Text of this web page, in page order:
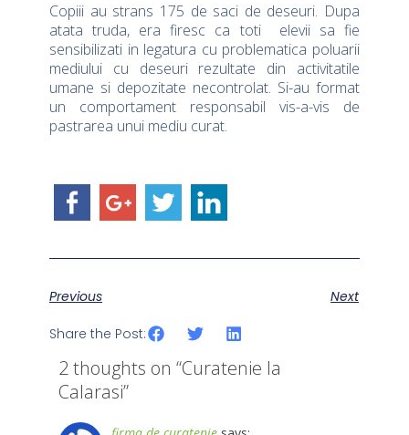
Copiii au strans 175 de saci de deseuri. Dupa
atata truda, era firesc ca toti elevii sa fie
sensibilizati in legatura cu problematica poluarii
mediului cu deseuri rezultate din activitatile
umane si depozitate necontrolat. Si-au format
un comportament responsabil vis-a-vis de
pastrarea unui mediu curat.
Previous Next
Share the Post:
2 thoughts on “Curatenie la
Calarasi”